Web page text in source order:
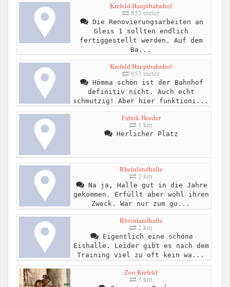
Krefeld Hauptbahnhof
853 meter
Die Renovierungsarbeiten an
Gleis 1 sollten endlich
fertiggestellt werden. Auf dem
Ba...
Krefeld Hauptbahnhof
853 meter
Hömma schön ist der Bahnhof
definitiv nicht. Auch echt
schmutzig! Aber hier funktioni...
Fabrik Heeder
1 km
Herlicher Platz
Rheinlandhalle
2 km
Na ja, Halle gut in die Jahre
gekommen. Erfüllt aber wohl ihren
Zweck. War nur zum gu...
Rheinlandhalle
2 km
Eigentlich eine schöne
Eishalle. Leider gibt es nach dem
Training viel zu oft kein wa...
Zoo Krefeld
3 km